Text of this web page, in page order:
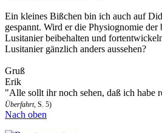
Ein kleines Bißchen bin ich auch auf
gespannt. Wird er die Physiognomie der
Lusitanier beibehalten und
Lusitanier gänzlich anders aussehen?
Gruß
Erik
"Alle sollt ihr noch sehen, daß ich habe
Überfahrt, S. 5)
Nach oben